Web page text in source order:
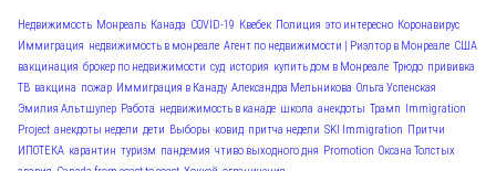
Недвижимость Монреаль Канада COVID-19 Квебек Полиция это интересно Коронавирус
Иммиграция недвижимость в монреале Агент по недвижимости | Риэлтор в Монреале США
вакцинация брокер по недвижимости суд история купить дом в Монреале Трюдо прививка
ТВ вакцина пожар Иммиграция в Канаду Александра Мельникова Ольга Успенская
Эмилия Альтшулер Работа недвижимость в канаде школа анекдоты Трамп Immigration
Project анекдоты недели дети Выборы ковид притча недели SKI Immigration Притчи
ИПОТЕКА карантин туризм пандемия чтиво выходного дня Promotion Оксана Толстых